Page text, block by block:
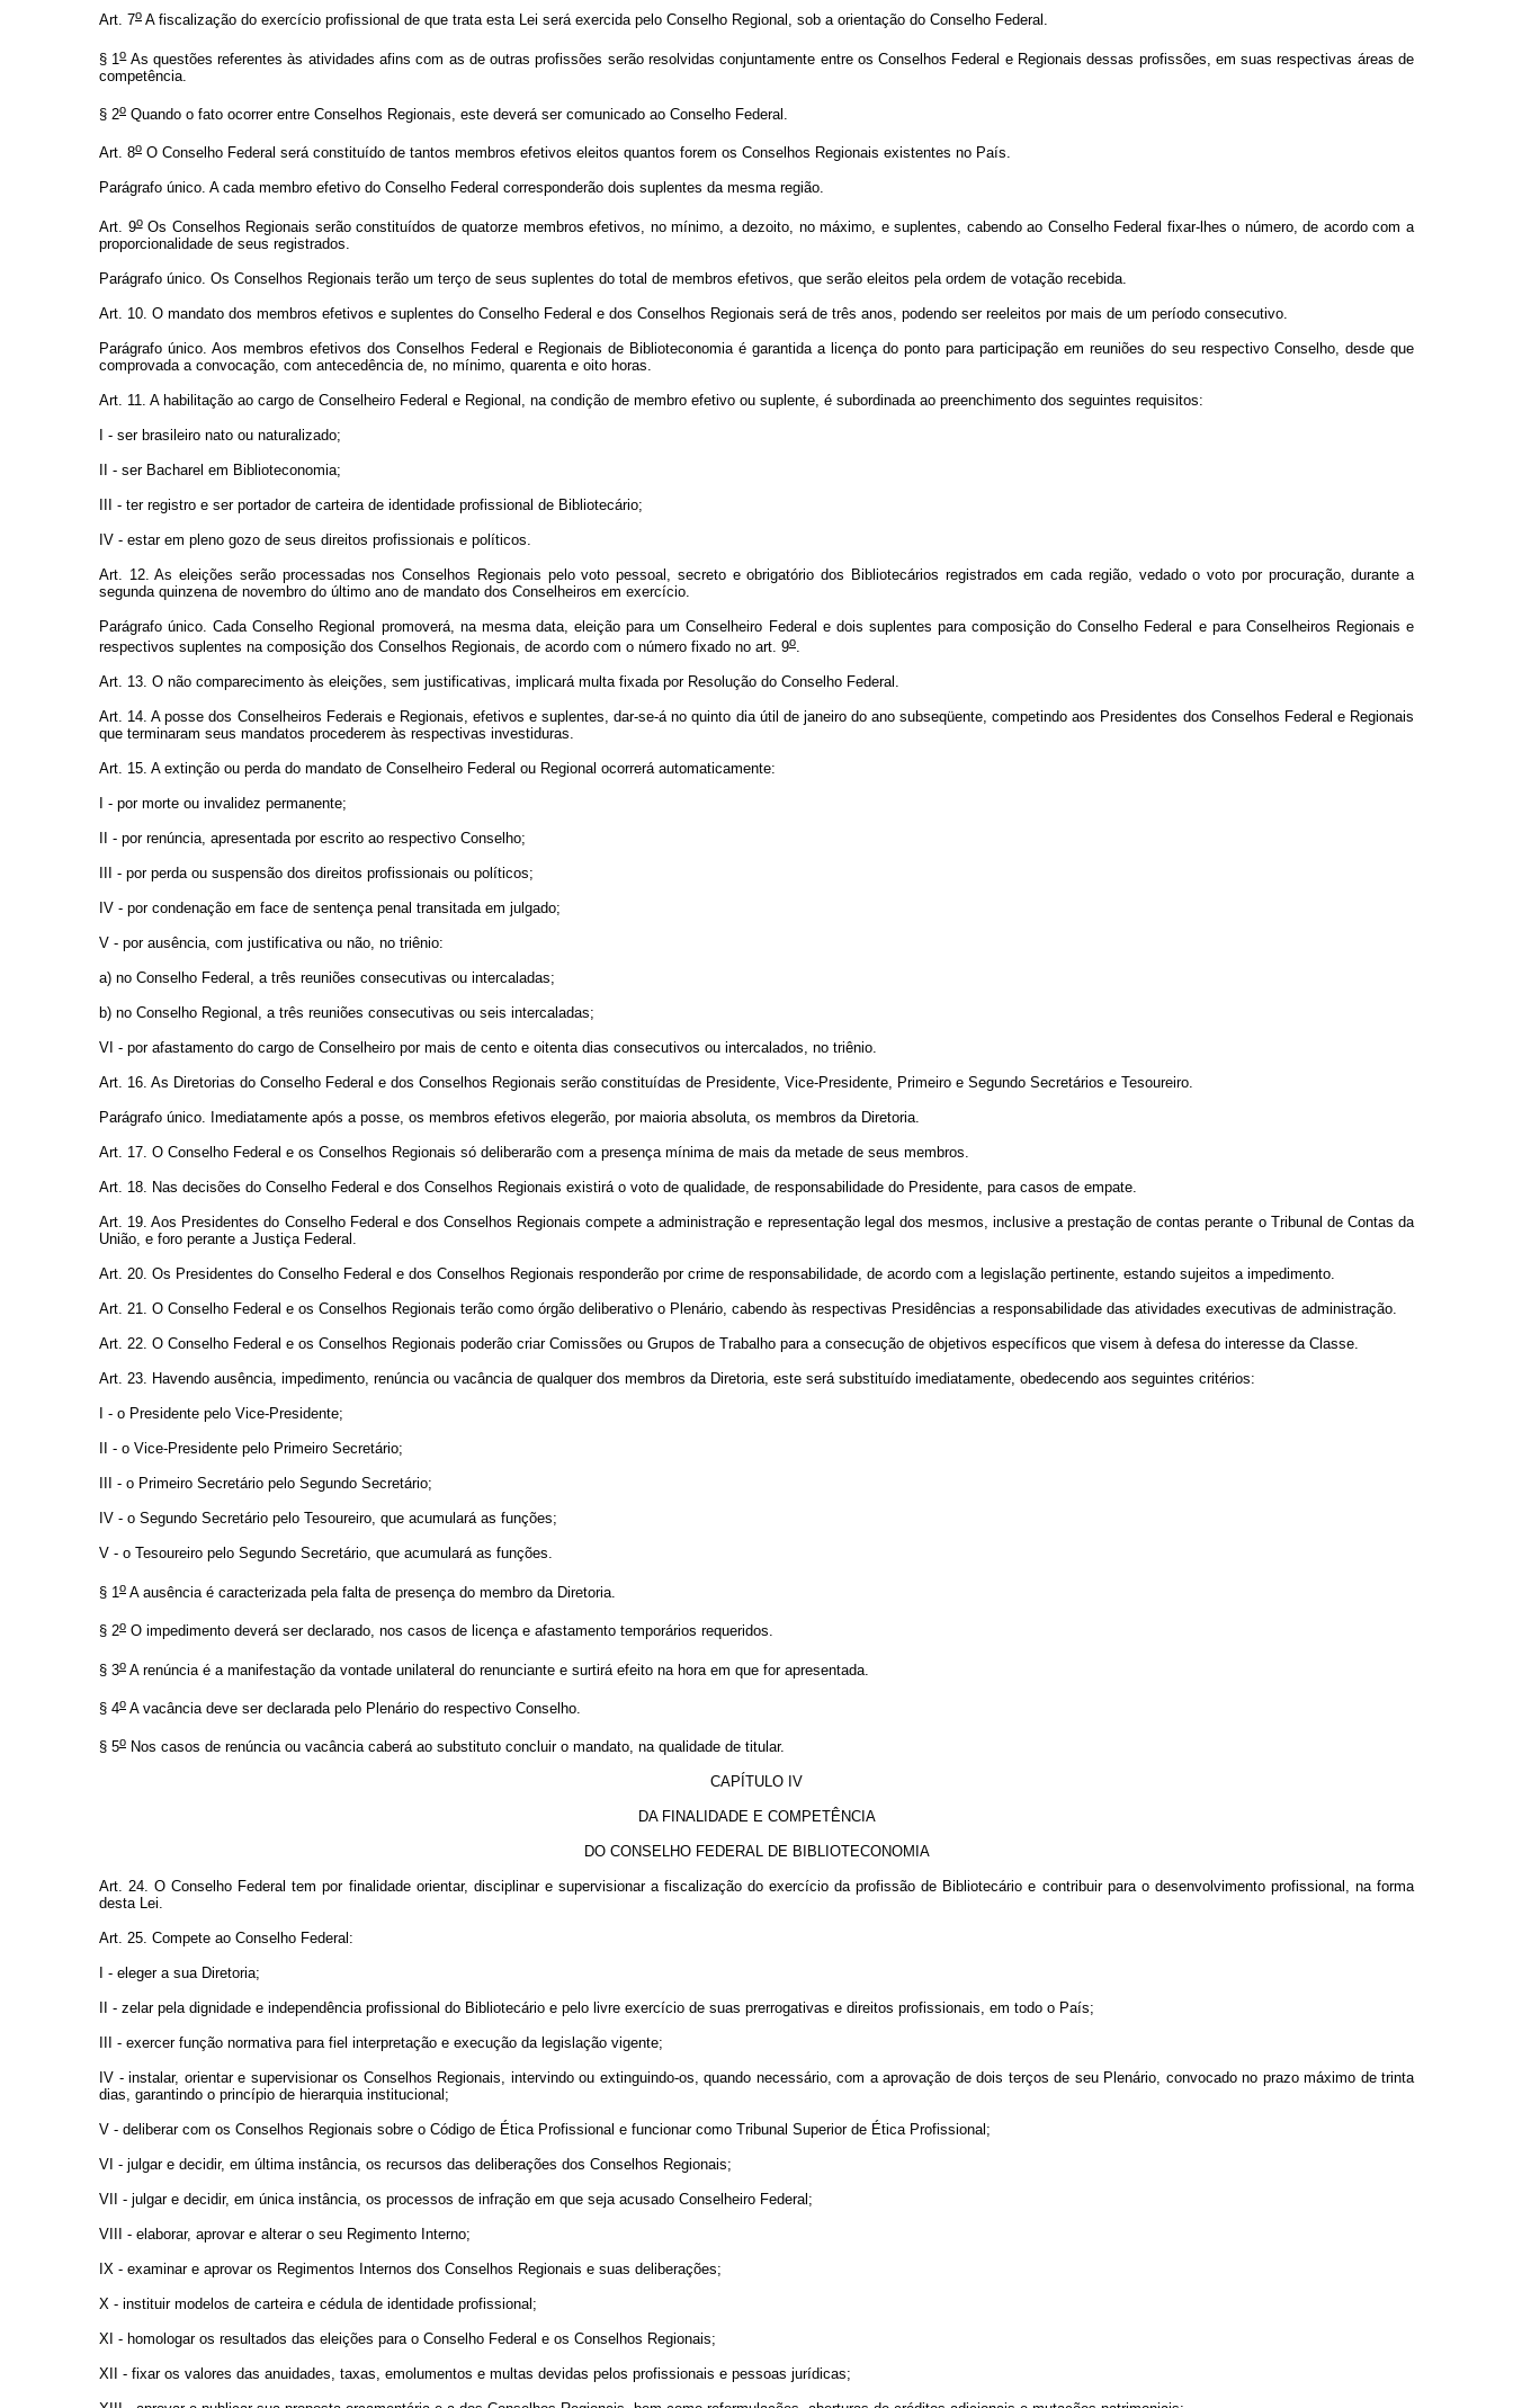
Art. 7o A fiscalização do exercício profissional de que trata esta Lei será exercida pelo Conselho Regional, sob a orientação do Conselho Federal.
§ 1oAs questões referentes às atividades afins com as de outras profissões serão resolvidas conjuntamente entre os Conselhos Federal e Regionais dessas profissões, em suas respectivas áreas de
competência.
§ 2o Quando o fato ocorrer entre Conselhos Regionais, este deverá ser comunicado ao Conselho Federal.
Art. 8o O Conselho Federal será constituído de tantos membros efetivos eleitos quantos forem os Conselhos Regionais existentes no País.
Parágrafo único. A cada membro efetivo do Conselho Federal corresponderão dois suplentes da mesma região.
Art. 9oOs Conselhos Regionais serão constituídos de quatorze membros efetivos, no mínimo, a dezoito, no máximo, e suplentes, cabendo ao Conselho Federal fixar-lhes o número, de acordo com a
proporcionalidade de seus registrados.
Parágrafo único. Os Conselhos Regionais terão um terço de seus suplentes do total de membros efetivos, que serão eleitos pela ordem de votação recebida.
Art. 10. O mandato dos membros efetivos e suplentes do Conselho Federal e dos Conselhos Regionais será de três anos, podendo ser reeleitos por mais de um período consecutivo.
Parágrafo único. Aos membros efetivos dos Conselhos Federal e Regionais de Biblioteconomia é garantida a licença do ponto para participação em reuniões do seu respectivo Conselho, desde que
comprovada a convocação, com antecedência de, no mínimo, quarenta e oito horas.
Art. 11. A habilitação ao cargo de Conselheiro Federal e Regional, na condição de membro efetivo ou suplente, é subordinada ao preenchimento dos seguintes requisitos:
I - ser brasileiro nato ou naturalizado;
II - ser Bacharel em Biblioteconomia;
III - ter registro e ser portador de carteira de identidade profissional de Bibliotecário;
IV - estar em pleno gozo de seus direitos profissionais e políticos.
Art. 12. As eleições serão processadas nos Conselhos Regionais pelo voto pessoal, secreto e obrigatório dos Bibliotecários registrados em cada região, vedado o voto por procuração, durante a
segunda quinzena de novembro do último ano de mandato dos Conselheiros em exercício.
Parágrafo único. Cada Conselho Regional promoverá, na mesma data, eleição para um Conselheiro Federal e dois suplentes para composição do Conselho Federal e para Conselheiros Regionais e
respectivos suplentes na composição dos Conselhos Regionais, de acordo com o número fixado no art. 9o.
Art. 13. O não comparecimento às eleições, sem justificativas, implicará multa fixada por Resolução do Conselho Federal.
Art. 14. A posse dos Conselheiros Federais e Regionais, efetivos e suplentes, dar-se-á no quinto dia útil de janeiro do ano subseqüente, competindo aos Presidentes dos Conselhos Federal e Regionais
que terminaram seus mandatos procederem às respectivas investiduras.
Art. 15. A extinção ou perda do mandato de Conselheiro Federal ou Regional ocorrerá automaticamente:
I - por morte ou invalidez permanente;
II - por renúncia, apresentada por escrito ao respectivo Conselho;
III - por perda ou suspensão dos direitos profissionais ou políticos;
IV - por condenação em face de sentença penal transitada em julgado;
V - por ausência, com justificativa ou não, no triênio:
a) no Conselho Federal, a três reuniões consecutivas ou intercaladas;
b) no Conselho Regional, a três reuniões consecutivas ou seis intercaladas;
VI - por afastamento do cargo de Conselheiro por mais de cento e oitenta dias consecutivos ou intercalados, no triênio.
Art. 16. As Diretorias do Conselho Federal e dos Conselhos Regionais serão constituídas de Presidente, Vice-Presidente, Primeiro e Segundo Secretários e Tesoureiro.
Parágrafo único. Imediatamente após a posse, os membros efetivos elegerão, por maioria absoluta, os membros da Diretoria.
Art. 17. O Conselho Federal e os Conselhos Regionais só deliberarão com a presença mínima de mais da metade de seus membros.
Art. 18. Nas decisões do Conselho Federal e dos Conselhos Regionais existirá o voto de qualidade, de responsabilidade do Presidente, para casos de empate.
Art. 19. Aos Presidentes do Conselho Federal e dos Conselhos Regionais compete a administração e representação legal dos mesmos, inclusive a prestação de contas perante o Tribunal de Contas da
União, e foro perante a Justiça Federal.
Art. 20. Os Presidentes do Conselho Federal e dos Conselhos Regionais responderão por crime de responsabilidade, de acordo com a legislação pertinente, estando sujeitos a impedimento.
Art. 21. O Conselho Federal e os Conselhos Regionais terão como órgão deliberativo o Plenário, cabendo às respectivas Presidências a responsabilidade das atividades executivas de administração.
Art. 22. O Conselho Federal e os Conselhos Regionais poderão criar Comissões ou Grupos de Trabalho para a consecução de objetivos específicos que visem à defesa do interesse da Classe.
Art. 23. Havendo ausência, impedimento, renúncia ou vacância de qualquer dos membros da Diretoria, este será substituído imediatamente, obedecendo aos seguintes critérios:
I - o Presidente pelo Vice-Presidente;
II - o Vice-Presidente pelo Primeiro Secretário;
III - o Primeiro Secretário pelo Segundo Secretário;
IV - o Segundo Secretário pelo Tesoureiro, que acumulará as funções;
V - o Tesoureiro pelo Segundo Secretário, que acumulará as funções.
§ 1o A ausência é caracterizada pela falta de presença do membro da Diretoria.
§ 2o O impedimento deverá ser declarado, nos casos de licença e afastamento temporários requeridos.
§ 3o A renúncia é a manifestação da vontade unilateral do renunciante e surtirá efeito na hora em que for apresentada.
§ 4o A vacância deve ser declarada pelo Plenário do respectivo Conselho.
§ 5o Nos casos de renúncia ou vacância caberá ao substituto concluir o mandato, na qualidade de titular.
CAPÍTULO IV
DA FINALIDADE E COMPETÊNCIA
DO CONSELHO FEDERAL DE BIBLIOTECONOMIA
Art. 24. O Conselho Federal tem por finalidade orientar, disciplinar e supervisionar a fiscalização do exercício da profissão de Bibliotecário e contribuir para o desenvolvimento profissional, na forma
desta Lei.
Art. 25. Compete ao Conselho Federal:
I - eleger a sua Diretoria;
II - zelar pela dignidade e independência profissional do Bibliotecário e pelo livre exercício de suas prerrogativas e direitos profissionais, em todo o País;
III - exercer função normativa para fiel interpretação e execução da legislação vigente;
IV - instalar, orientar e supervisionar os Conselhos Regionais, intervindo ou extinguindo-os, quando necessário, com a aprovação de dois terços de seu Plenário, convocado no prazo máximo de trinta
dias, garantindo o princípio de hierarquia institucional;
V - deliberar com os Conselhos Regionais sobre o Código de Ética Profissional e funcionar como Tribunal Superior de Ética Profissional;
VI - julgar e decidir, em última instância, os recursos das deliberações dos Conselhos Regionais;
VII - julgar e decidir, em única instância, os processos de infração em que seja acusado Conselheiro Federal;
VIII - elaborar, aprovar e alterar o seu Regimento Interno;
IX - examinar e aprovar os Regimentos Internos dos Conselhos Regionais e suas deliberações;
X - instituir modelos de carteira e cédula de identidade profissional;
XI - homologar os resultados das eleições para o Conselho Federal e os Conselhos Regionais;
XII - fixar os valores das anuidades, taxas, emolumentos e multas devidas pelos profissionais e pessoas jurídicas;